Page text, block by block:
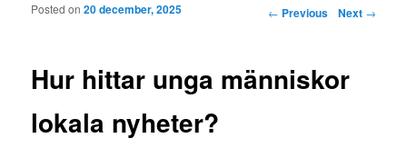
Post navigation
← Previous Next →
Hur hittar unga människor
lokala nyheter?
Posted on20 december, 2025